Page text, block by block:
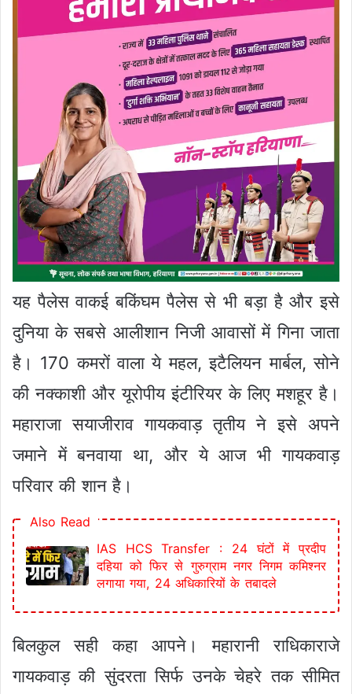
यह पैलेस वाकई बकिंघम पैलेस से भी बड़ा है और इसे
दुनिया के सबसे आलीशान निजी आवासों में गिना जाता
है। 170 कमरों वाला ये महल, इटैलियन मार्बल, सोने
की नक्काशी और यूरोपीय इंटीरियर के लिए मशहूर है।
महाराजा सयाजीराव गायकवाड़ तृतीय ने इसे अपने
जमाने में बनवाया था, और ये आज भी गायकवाड़
परिवार की शान है।
Also Read
IAS HCS Transfer : 24 घंटों में प्रदीप
दहिया को फिर से गुरुग्राम नगर निगम कमिश्नर
लगाया गया, 24 अधिकारियों के तबादले
बिलकुल सही कहा आपने। महारानी राधिकाराजे
गायकवाड़ की सुंदरता सिर्फ उनके चेहरे तक सीमित